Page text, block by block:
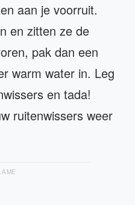
aan je voorruit.
en zitten ze de
pak dan een
warm water in. Leg
en tada!
ruitenwissers weer